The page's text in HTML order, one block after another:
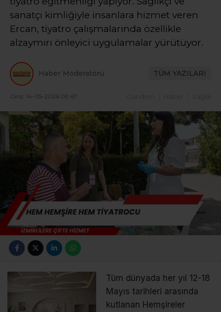
sanatçı kimliğiyle insanlara hizmet veren
Ercan, tiyatro çalışmalarında özellikle
alzaymırı önleyici uygulamalar yürütüyor.
Haber Moderatörü TÜM YAZILARI
Giriş: 14-05-2026 09:47 Gündem Haber Sağlık
Tüm dünyada her yıl 12-18
Mayıs tarihleri arasında
kutlanan Hemşireler